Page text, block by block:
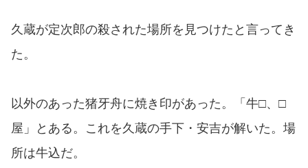
久蔵が定次郎の殺された場所を見つけたと言ってき
た。
以外のあった猪牙舟に焼き印があった。「牛□、□
屋」とある。これを久蔵の手下・安吉が解いた。場
所は牛込だ。